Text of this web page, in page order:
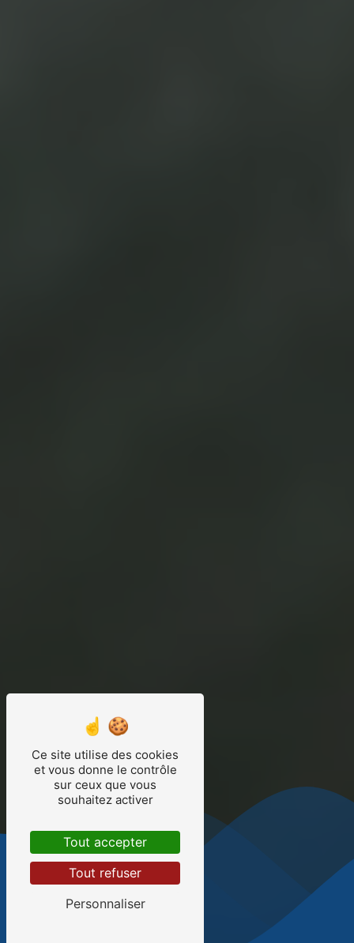
Ce site utilise des cookies
et vous donne le contrôle
sur ceux que vous
souhaitez activer
Tout accepter
Tout refuser
Personnaliser